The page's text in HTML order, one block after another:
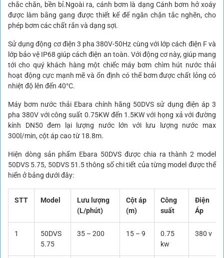
chắc chắn, bền bỉ.Ngoài ra, cánh bơm là dạng Cánh bơm hở xoáy
được làm bằng gang được thiết kế để ngăn chặn tắc nghẽn, cho
phép bơm các chất rắn và dạng sợi.
Sử dụng động cơ điện 3 pha 380V-50Hz cùng với lớp cách điện F và
lớp bảo vệ IP68 giúp cách điện an toàn. Với động cơ này, giúp mang
tới cho quý khách hàng một chiếc máy bơm chìm hút nước thải
hoạt động cực mạnh mẽ và ổn định có thể bơm được chất lỏng có
nhiệt độ lên đến 40°C.
Máy bơm nước thải Ebara chính hãng 50DVS sử dụng điện áp 3
pha 380V với công suất 0.75KW đến 1.5KW với họng xả với đường
kính DN50 đem lại lượng nước lớn với lưu lượng nước max
300l/min, cột áp cao từ 18.8m.
Hiện dòng sản phẩm Ebara 50DVS được chia ra thành 2 model
50DVS 5.75, 50DVS 51.5 thông số chi tiết của từng model được thể
hiển ở bảng dưới đây:
STT Model
Lưu lượng
(L/phút)
Cột áp
(m)
Công
suất
Điện
Áp
1
50DVS
5.75
35 – 200 15 – 9
0.75
kw
380 v